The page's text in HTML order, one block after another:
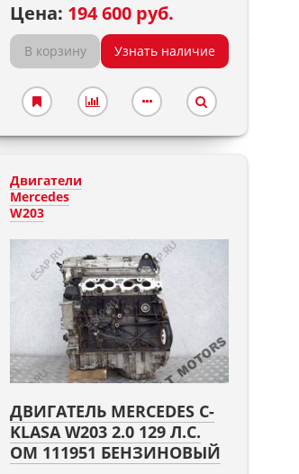
Цена: 194 600 руб.
В корзину Узнать наличие
Двигатели
Mercedes
W203
ДВИГАТЕЛЬ MERCEDES C-
KLASA W203 2.0 129 Л.С.
OM 111951 БЕНЗИНОВЫЙ